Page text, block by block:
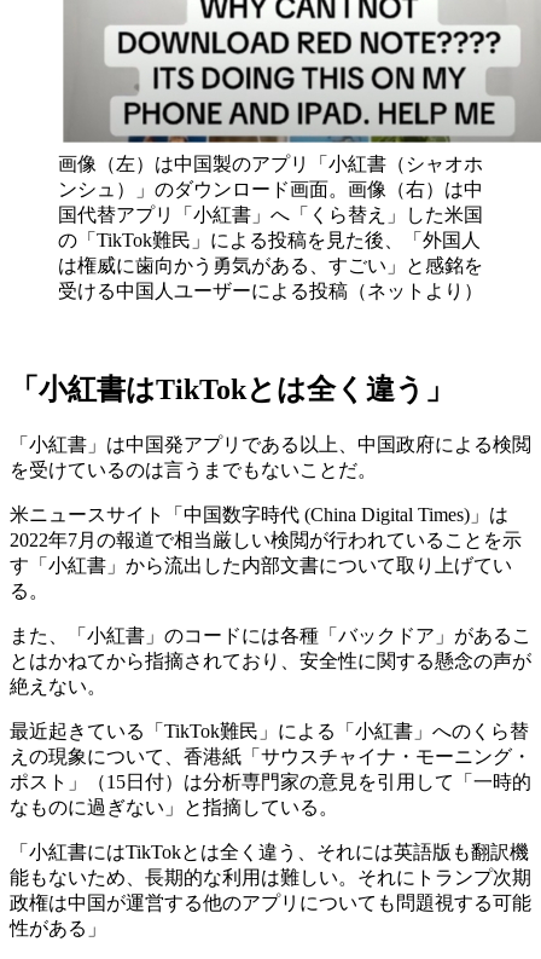
画像（左）は中国製のアプリ「小紅書（シャオホ
ンシュ）」のダウンロード画面。画像（右）は中
国代替アプリ「小紅書」へ「くら替え」した米国
の「TikTok難民」による投稿を見た後、「外国人
は権威に歯向かう勇気がある、すごい」と感銘を
受ける中国人ユーザーによる投稿（ネットより）
「小紅書はTikTokとは全く違う」
「小紅書」は中国発アプリである以上、中国政府による検閲
を受けているのは言うまでもないことだ。
米ニュースサイト「中国数字時代 (China Digital Times)」は
2022年7月の報道で相当厳しい検閲が行われていることを示
す「小紅書」から流出した内部文書について取り上げてい
る。
また、「小紅書」のコードには各種「バックドア」があるこ
とはかねてから指摘されており、安全性に関する懸念の声が
絶えない。
最近起きている「TikTok難民」による「小紅書」へのくら替
えの現象について、香港紙「サウスチャイナ・モーニング・
ポスト」（15日付）は分析専門家の意見を引用して「一時的
なものに過ぎない」と指摘している。
「小紅書にはTikTokとは全く違う、それには英語版も翻訳機
能もないため、長期的な利用は難しい。それにトランプ次期
政権は中国が運営する他のアプリについても問題視する可能
性がある」